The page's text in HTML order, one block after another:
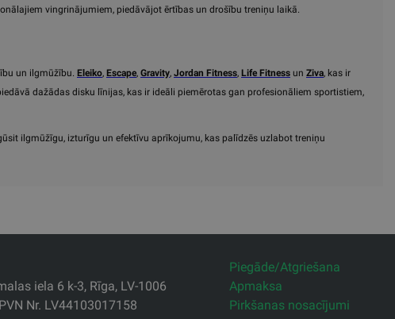
vingrinājumiem, piedāvājot ērtības un drošību treniņu laikā.
un ilgmūžību. Eleiko, Escape, Gravity, Jordan Fitness, Life Fitness un Ziva, kas ir
dažādas disku līnijas, kas ir ideāli piemērotas gan profesionāliem sportistiem,
ilgmūžīgu, izturīgu un efektīvu aprīkojumu, kas palīdzēs uzlabot treniņu
iela 6 k-3, Rīga, LV-1006
Nr. LV44103017158
Piegāde/Atgriešana
Apmaksa
Pirkšanas nosacījumi